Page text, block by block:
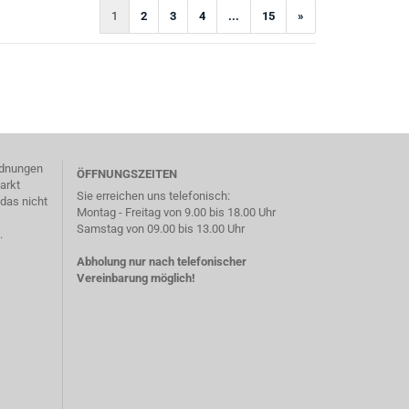
1 2 3 4 ... 15 »
nicht
ÖFFNUNGSZEITEN
Sie erreichen uns telefonisch:
Montag - Freitag von 9.00 bis 18.00 Uhr
Samstag von 09.00 bis 13.00 Uhr
Abholung nur nach telefonischer
Vereinbarung möglich!